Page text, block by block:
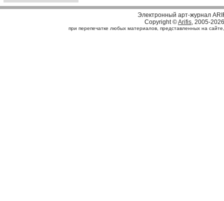
Электронный арт-журнал
Copyright ©Arifis, 2005-2026
при перепечатке любых материалов, представленных на